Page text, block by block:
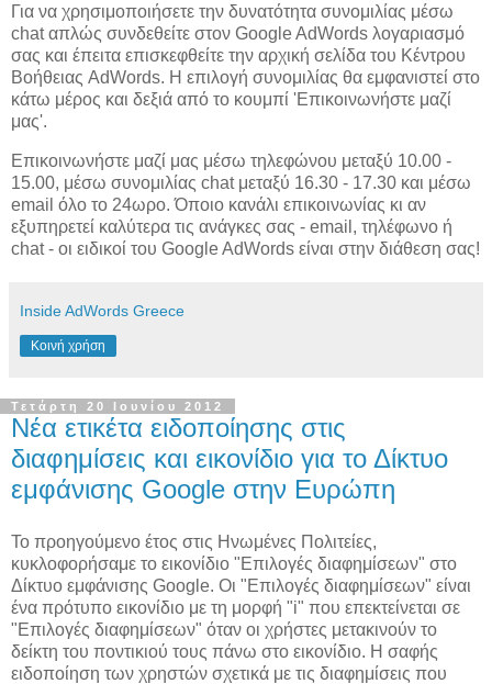
Για να χρησιμοποιήσετε την δυνατότητα συνομιλίας μέσω
chat απλώς συνδεθείτε στον Google AdWords λογαριασμό
σας και έπειτα επισκεφθείτε την αρχική σελίδα του Κέντρου
Βοήθειας AdWords. Η επιλογή συνομιλίας θα εμφανιστεί στο
κάτω μέρος και δεξιά από το κουμπί 'Επικοινωνήστε μαζί
μας'.
Επικοινωνήστε μαζί μας μέσω τηλεφώνου μεταξύ 10.00 -
15.00, μέσω συνομιλίας chat μεταξύ 16.30 - 17.30 και μέσω
email όλο το 24ωρο. Όποιο κανάλι επικοινωνίας κι αν
εξυπηρετεί καλύτερα τις ανάγκες σας - email, τηλέφωνο ή
chat - οι ειδικοί του Google AdWords είναι στην διάθεση σας!
Inside AdWords Greece
Κοινή χρήση
Τετάρτη 20 Ιουνίου 2012
Νέα ετικέτα ειδοποίησης στις
διαφημίσεις και εικονίδιο για το Δίκτυο
εμφάνισης Google στην Ευρώπη
Το προηγούμενο έτος στις Ηνωμένες Πολιτείες,
κυκλοφορήσαμε το εικονίδιο "Επιλογές διαφημίσεων" στο
Δίκτυο εμφάνισης Google. Οι "Επιλογές διαφημίσεων" είναι
ένα πρότυπο εικονίδιο με τη μορφή "i" που επεκτείνεται σε
"Επιλογές διαφημίσεων" όταν οι χρήστες μετακινούν το
δείκτη του ποντικιού τους πάνω στο εικονίδιο. Η σαφής
ειδοποίηση των χρηστών σχετικά με τις διαφημίσεις που